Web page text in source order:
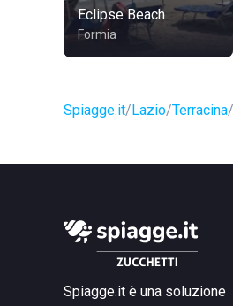
Eclipse Beach
Formia
Spiagge.it Lazio Terracina
Spiagge.it è una soluzione